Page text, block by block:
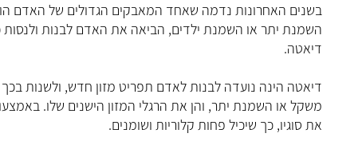
בשנים האחרונות נדמה שאחד המאבקים הגדולים של האדם
השמנת יתר או השמנת ילדים, הביאה את האדם לבנות
דיאטה.
דיאטה הינה נועדה לבנות לאדם תפריט מזון חדש, ולשנות
משקל או השמנת יתר, והן את הרגלי המזון הישנים שלו.
את סוגיו, כך שיכיל פחות קלוריות ושומנים.